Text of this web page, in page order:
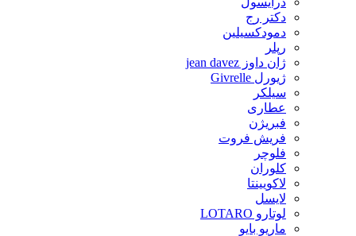
دکتر رج
دمودکسیلین
رپلر
ژان داوز jean davez
ژیورل Givrelle
سیلکر
عطاری
فبریژن
فریش فروت
فلوچر
کلوران
لاکویینتا
لایسل
لوتارو LOTARO
ماریو بایو